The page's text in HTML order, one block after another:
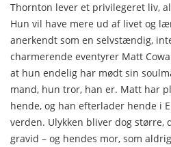
Thornton lever et privilegeret liv,
Hun vil have mere ud af livet og
anerkendt som en selvstændig,
charmerende eventyrer Matt
at hun endelig har mødt sin
mand, hun tror, han er. Matt har
hende, og han efterlader hende i
verden. Ulykken bliver dog større,
gravid – og hendes mor, som